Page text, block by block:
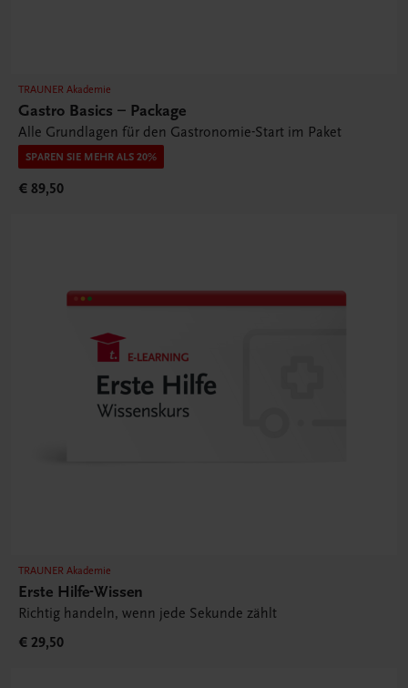
TRAUNER Akademie
Gastro Basics – Package
Alle Grundlagen für den Gastronomie-Start im Paket
SPAREN SIE MEHR ALS 20%
€ 89,50
TRAUNER Akademie
Erste Hilfe-Wissen
Richtig handeln, wenn jede Sekunde zählt
€ 29,50